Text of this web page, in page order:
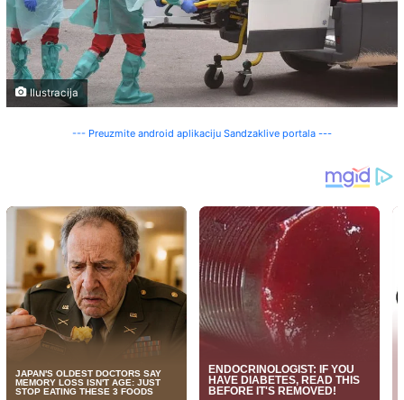
Ilustracija
--- Preuzmite android aplikaciju Sandzaklive portala ---